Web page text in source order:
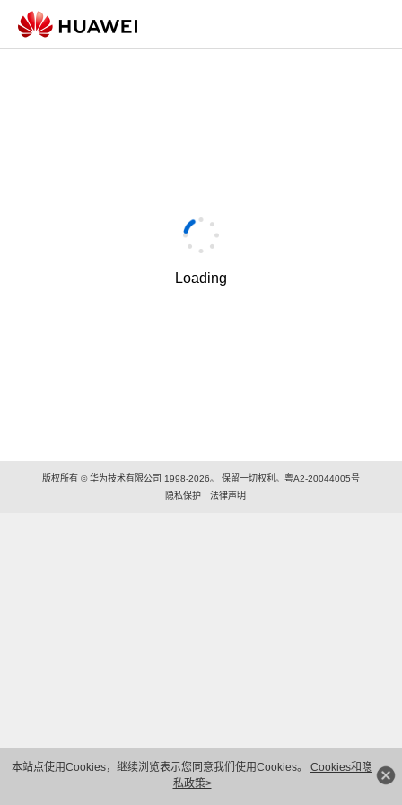
本站点使用Cookies，继续浏览表示您同意我们使用Cookies。 Cookies和隐
私政策>
Loading
版权所有 © 华为技术有限公司 1998-2026。 保留一切权利。粤A2-20044005号
隐私保护
法律声明